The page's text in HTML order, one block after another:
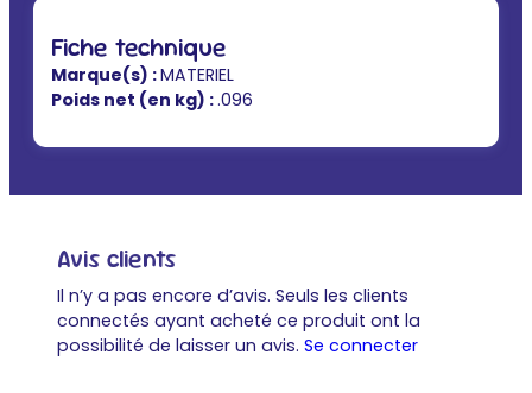
Fiche technique
Marque(s) :MATERIEL
Poids net (en kg) :.096
Avis clients
Il n’y a pas encore d’avis. Seuls les clients
connectés ayant acheté ce produit ont la
possibilité de laisser un avis. Se connecter